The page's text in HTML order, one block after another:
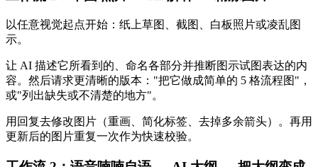
以任意视觉起点开始：纸上草图、截图、白板照片或凌乱图
示。
让 AI 描述它所看到的、命名各部分并推断图示试图表达的内
容。然后请求更清晰的版本："把它做成简单的 5 格流程图"，
或"列出缺失或不清楚的地方"。
用回复去修改图片（重画、简化标签、去掉多余箭头）。再用
更新后的图片重复一次作为快速校验。